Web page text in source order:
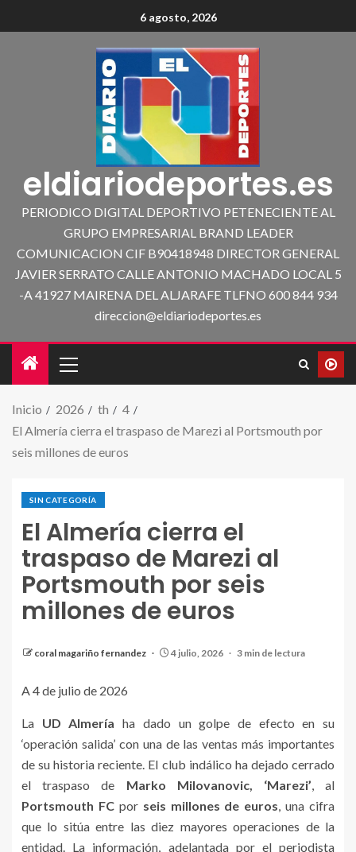
6 agosto, 2026
eldiariodeportes.es
PERIODICO DIGITAL DEPORTIVO PETENECIENTE AL
GRUPO EMPRESARIAL BRAND LEADER
COMUNICACION CIF B90418948 DIRECTOR GENERAL
JAVIER SERRATO CALLE ANTONIO MACHADO LOCAL 5
-A 41927 MAIRENA DEL ALJARAFE TLFNO 600 844 934
direccion@eldiariodeportes.es
Inicio 2026 th
4
El Almería cierra el traspaso de Marezi al Portsmouth por
seis millones de euros
SIN CATEGORÍA
El Almería cierra el
traspaso de Marezi al
Portsmouth por seis
millones de euros
coral magariño fernandez 4 julio, 2026 3 min de lectura
A 4 de julio de 2026
La UD Almería ha dado un golpe de efecto en su
‘operación salida’ con una de las ventas más importantes
de su historia reciente. El club indálico ha dejado cerrado
el traspaso de Marko Milovanovic, ‘Marezi’, al
Portsmouth FCpor seis millones de euros, una cifra
que lo sitúa entre las diez mayores operaciones de la
entidad. La información, adelantada por el periodista